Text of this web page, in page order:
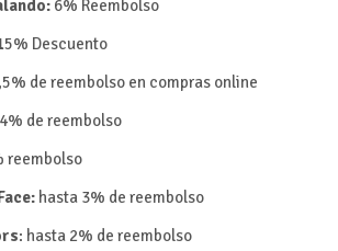
6% Reembolso
5% Descuento
de reembolso en compras online
de reembolso
reembolso
hasta 3% de reembolso
: hasta 2% de reembolso